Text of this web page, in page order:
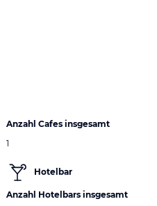
Anzahl Cafes insgesamt
1
Hotelbar
Anzahl Hotelbars insgesamt